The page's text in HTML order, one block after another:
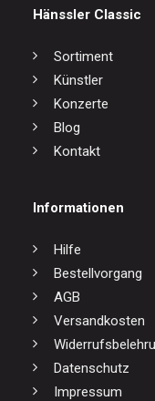
Hänssler Classic
Sortiment
Künstler
Konzerte
Blog
Kontakt
Informationen
Hilfe
Bestellvorgang
AGB
Versandkosten
Datenschutz
Impressum